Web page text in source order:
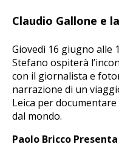
Claudio Gallone e
Giovedì 16 giugno alle
Stefano ospiterà
con il giornalista e
narrazione di un
Leica per
dal mondo.
Paolo Bricco